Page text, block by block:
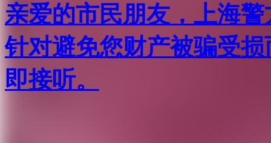
亲爱的市民朋友，上海
针对避免您财产被骗受
即接听。